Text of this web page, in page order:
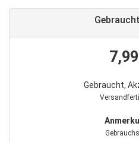
Gebraucht,